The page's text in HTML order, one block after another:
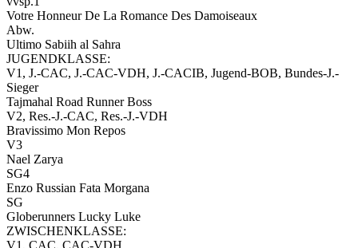
Votre Honneur De La Romance Des Damoiseaux
Abw.
Ultimo Sabiih al Sahra
JUGENDKLASSE:
V1, J.-CAC, J.-CAC-VDH, J.-CACIB, Jugend-BOB, Bundes-J.-
Sieger
Tajmahal Road Runner Boss
V2, Res.-J.-CAC, Res.-J.-VDH
Bravissimo Mon Repos
V3
Nael Zarya
SG4
Enzo Russian Fata Morgana
SG
Globerunners Lucky Luke
ZWISCHENKLASSE: